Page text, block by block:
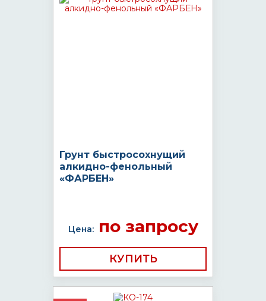
Грунт быстросохнущий
алкидно-фенольный
«ФАРБЕН»
Цена:по запросу
КУПИТЬ